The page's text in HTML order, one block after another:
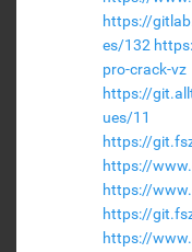
https://
es/132
pro-crack-vz
https://
ues/11
https://
https://
https://
https://
https://